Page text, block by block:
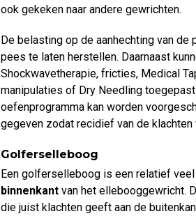
ook gekeken naar andere gewrichten.
De belasting op de aanhechting van
pees te laten herstellen. Daarnaast
Shockwavetherapie, fricties, Medical
manipulaties of Dry Needling
oefenprogramma kan worden
gegeven zodat recidief van de klachten
Golferselleboog
Een golferselleboog is een relatief
binnenkant van het ellebooggewricht.
die juist klachten geeft aan de